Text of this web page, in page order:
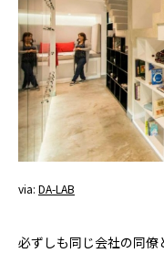
via: DA-LAB
必ずしも同じ会社の同